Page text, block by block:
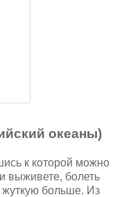
океаны)
к которой можно
выживете, болеть
больше. Из